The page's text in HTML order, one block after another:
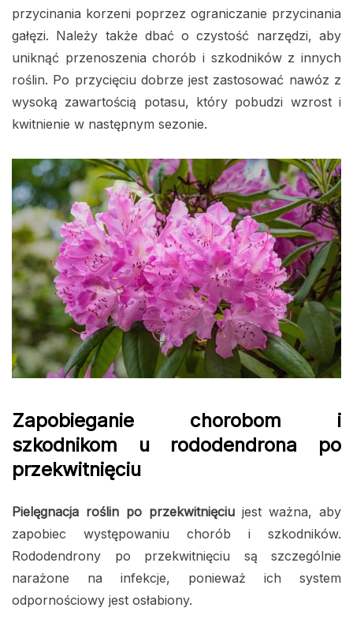
przycinania korzeni poprzez ograniczanie przycinania
gałęzi. Należy także dbać o czystość narzędzi, aby
uniknąć przenoszenia chorób i szkodników z innych
roślin. Po przycięciu dobrze jest zastosować nawóz z
wysoką zawartością potasu, który pobudzi wzrost i
kwitnienie w następnym sezonie.
Zapobieganie chorobom i
szkodnikom u rododendrona po
przekwitnięciu
Pielęgnacja roślin po przekwitnięciu jest ważna, aby
zapobiec występowaniu chorób i szkodników.
Rododendrony po przekwitnięciu są szczególnie
narażone na infekcje, ponieważ ich system
odpornościowy jest osłabiony.